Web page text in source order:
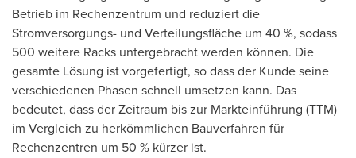
Betrieb im Rechenzentrum und reduziert die
Stromversorgungs- und Verteilungsfläche um 40 %, sodass
500 weitere Racks untergebracht werden können. Die
gesamte Lösung ist vorgefertigt, so dass der Kunde seine
verschiedenen Phasen schnell umsetzen kann. Das
bedeutet, dass der Zeitraum bis zur Markteinführung (TTM)
im Vergleich zu herkömmlichen Bauverfahren für
Rechenzentren um 50 % kürzer ist.